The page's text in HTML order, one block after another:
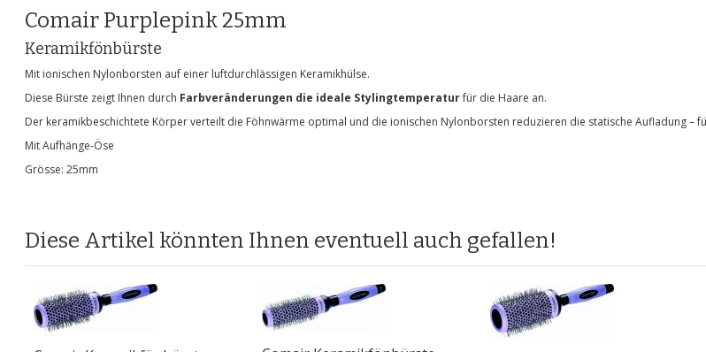
Comair Purplepink 25mm
Keramikfönbürste
Mit ionischen Nylonborsten auf einer luftdurchlässigen Keramikhülse.
Diese Bürste zeigt Ihnen durch Farbveränderungen die ideale Stylingtemperaturfür die Haare an.
Der keramikbeschichtete Körper verteilt die Föhnwärme optimal und die ionischen Nylonborsten reduzieren die statische Aufladung –
Mit Aufhänge-Öse
Grösse: 25mm
Diese Artikel könnten Ihnen eventuell auch gefallen!